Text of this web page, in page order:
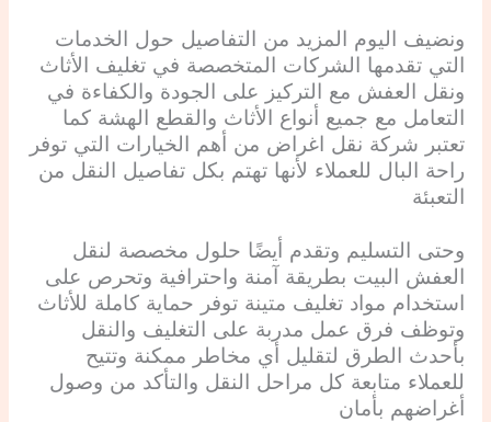
ونضيف اليوم المزيد من التفاصيل حول الخدمات
التي تقدمها الشركات المتخصصة في تغليف الأثاث
ونقل العفش مع التركيز على الجودة والكفاءة في
التعامل مع جميع أنواع الأثاث والقطع الهشة كما
تعتبر شركة نقل اغراض من أهم الخيارات التي توفر
راحة البال للعملاء لأنها تهتم بكل تفاصيل النقل من
التعبئة
وحتى التسليم وتقدم أيضًا حلول مخصصة لنقل
العفش البيت بطريقة آمنة واحترافية وتحرص على
استخدام مواد تغليف متينة توفر حماية كاملة للأثاث
وتوظف فرق عمل مدربة على التغليف والنقل
بأحدث الطرق لتقليل أي مخاطر ممكنة وتتيح
للعملاء متابعة كل مراحل النقل والتأكد من وصول
أغراضهم بأمان